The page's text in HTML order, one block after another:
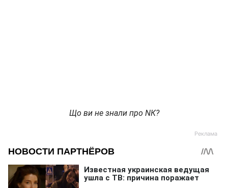
Що ви не знали про NК?